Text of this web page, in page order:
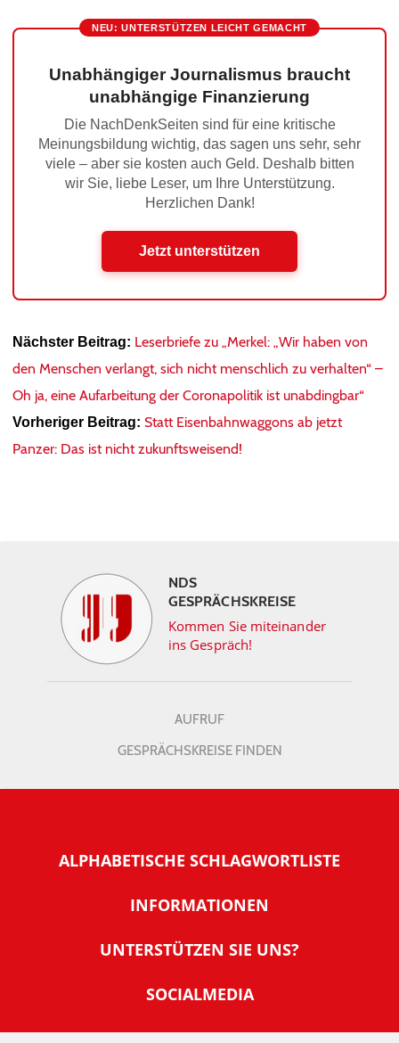
NEU: UNTERSTÜTZEN LEICHT GEMACHT
Unabhängiger Journalismus braucht
unabhängige Finanzierung
Die NachDenkSeiten sind für eine kritische
Meinungsbildung wichtig, das sagen uns sehr, sehr
viele – aber sie kosten auch Geld. Deshalb bitten
wir Sie, liebe Leser, um Ihre Unterstützung.
Herzlichen Dank!
Jetzt unterstützen
Nächster Beitrag: Leserbriefe zu „Merkel: „Wir haben von
den Menschen verlangt, sich nicht menschlich zu verhalten“ –
Oh ja, eine Aufarbeitung der Coronapolitik ist unabdingbar“
Vorheriger Beitrag: Statt Eisenbahnwaggons ab jetzt
Panzer: Das ist nicht zukunftsweisend!
NDS
GESPRÄCHSKREISE
Kommen Sie miteinander
ins Gespräch!
AUFRUF
GESPRÄCHSKREISE FINDEN
ALPHABETISCHE SCHLAGWORTLISTE
INFORMATIONEN
Warum NachDenkSeiten
Tipps zur Nutzung der NachDenkSeiten
Banner und E-Mail-Signaturen
UNTERSTÜTZEN SIE UNS?
SOCIALMEDIA
IMPRESSUM